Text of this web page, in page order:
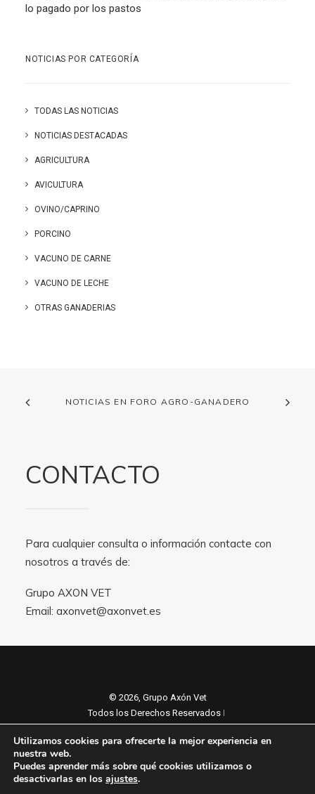
lo pagado por los pastos
NOTICIAS POR CATEGORÍA
TODAS LAS NOTICIAS
NOTICIAS DESTACADAS
AGRICULTURA
AVICULTURA
OVINO/CAPRINO
PORCINO
VACUNO DE CARNE
VACUNO DE LECHE
OTRAS GANADERIAS
NOTICIAS EN FORO AGRO-GANADERO
CONTACTO
Para cualquier consulta o información contacte con
nosotros a través de:
Grupo AXON VET
Email: axonvet@axonvet.es
© 2026, Grupo Axón Vet
Todos los Derechos Reservados ǀ
Política de cookies
Utilizamos cookies para ofrecerte la mejor experiencia en
nuestra web.
Puedes aprender más sobre qué cookies utilizamos o
desactivarlas en los ajustes.